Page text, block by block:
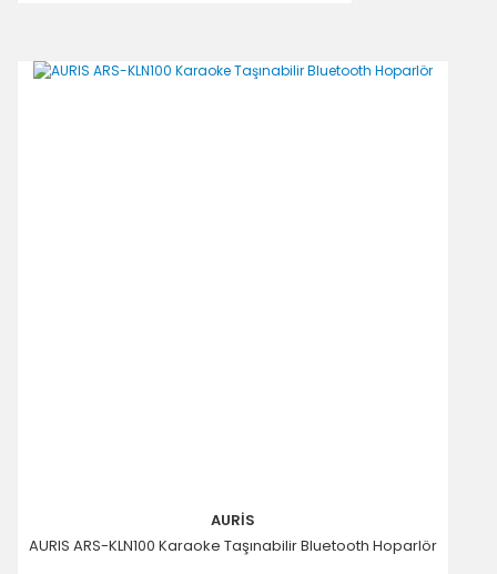
AURİS
AURIS ARS-KLN100 Karaoke Taşınabilir Bluetooth Hoparlör